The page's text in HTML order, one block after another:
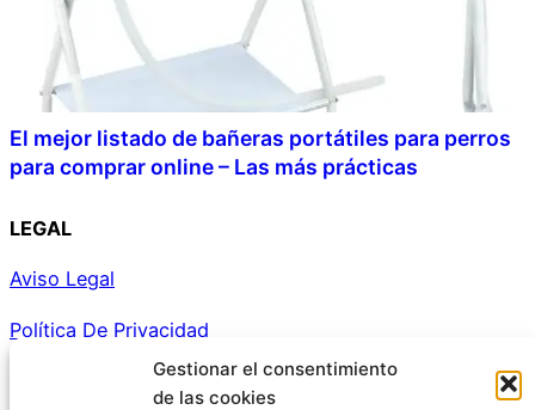
Gestionar el consentimiento
de las cookies
El mejor listado de bañeras portátiles para perros
para comprar online – Las más prácticas
LEGAL
Aviso Legal
Política De Privacidad
Política De Cookies